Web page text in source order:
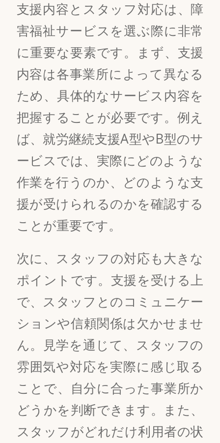
支援内容とスタッフ対応は、障
害福祉サービスを選ぶ際に非常
に重要な要素です。まず、支援
内容は各事業所によって異なる
ため、具体的なサービス内容を
把握することが必要です。例え
ば、就労継続支援A型やB型のサ
ービスでは、実際にどのような
作業を行うのか、どのような支
援が受けられるのかを確認する
ことが重要です。
次に、スタッフの対応も大きな
ポイントです。支援を受ける上
で、スタッフとのコミュニケー
ションや信頼関係は欠かせませ
ん。見学を通じて、スタッフの
雰囲気や対応を実際に感じ取る
ことで、自分に合った事業所か
どうかを判断できます。また、
スタッフがどれだけ利用者の状